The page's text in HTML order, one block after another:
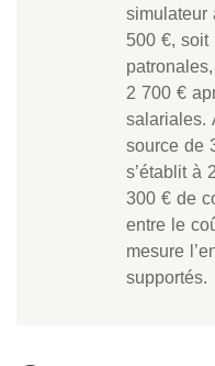
simulateur
500 €, soit
2 700 €
salariales.
source de
s’établit à
300 € de
entre le
mesure
supportés.